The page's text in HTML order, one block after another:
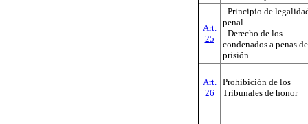
Art.
25
- Principio de
penal
- Derecho de los
condenados a penas de
prisión
Art.
26
Prohibición de los
Tribunales de honor